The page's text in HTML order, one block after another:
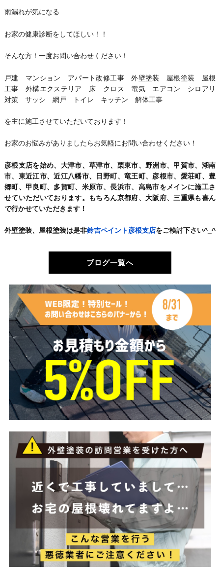
雨漏れが気になる
お家の健康診断をしてほしい！！
そんな方！一度お問い合わせください！
戸建 マンション アパート改修工事 外壁塗装 屋根塗装 屋根
工事 外構エクステリア 床 クロス 電気 エアコン シロアリ
対策 サッシ 網戸 トイレ キッチン 解体工事
を主に施工させていただいております！
お家のお悩みがありましたらお気軽にお問い合わせください！
彦根支店を始め、大津市、草津市、栗東市、野洲市、甲賀市、湖南
市、東近江市、近江八幡市、日野町、竜王町、彦根市、愛荘町、豊
郷町、甲良町、多賀町、米原市、長浜市、高島市をメインに施工さ
せていただいております。もちろん京都府、大阪府、三重県も喜ん
で行かせていただきます！
外壁塗装、屋根塗装は是非鈴吉ペイント彦根支店をご検討下さい^_^
ブログ一覧へ